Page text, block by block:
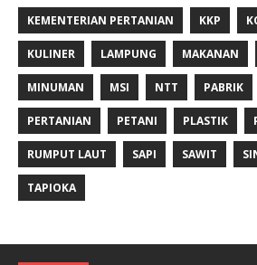
KEMENTERIAN PERTANIAN KKP
KULINER LAMPUNG MAKANAN
MINUMAN MSI NTT PABRIK
PERTANIAN PETANI PLASTIK
RUMPUT LAUT SAPI SAWIT
TAPIOKA